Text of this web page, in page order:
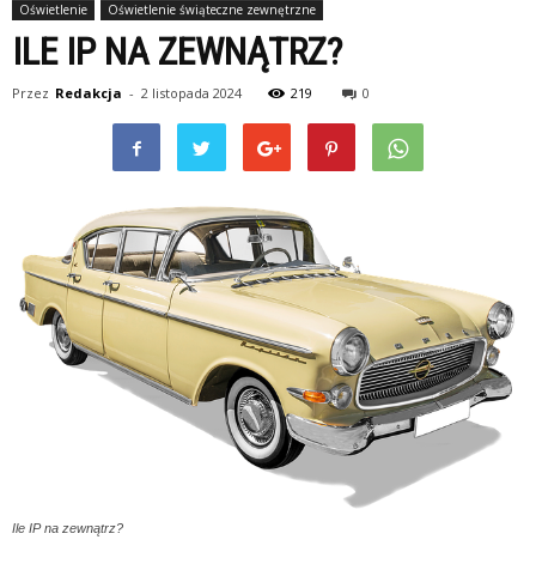
Oświetlenie Oświetlenie świąteczne zewnętrzne
ILE IP NA ZEWNĄTRZ?
Przez Redakcja - 2 listopada 2024 219 0
Ile IP na zewnątrz?